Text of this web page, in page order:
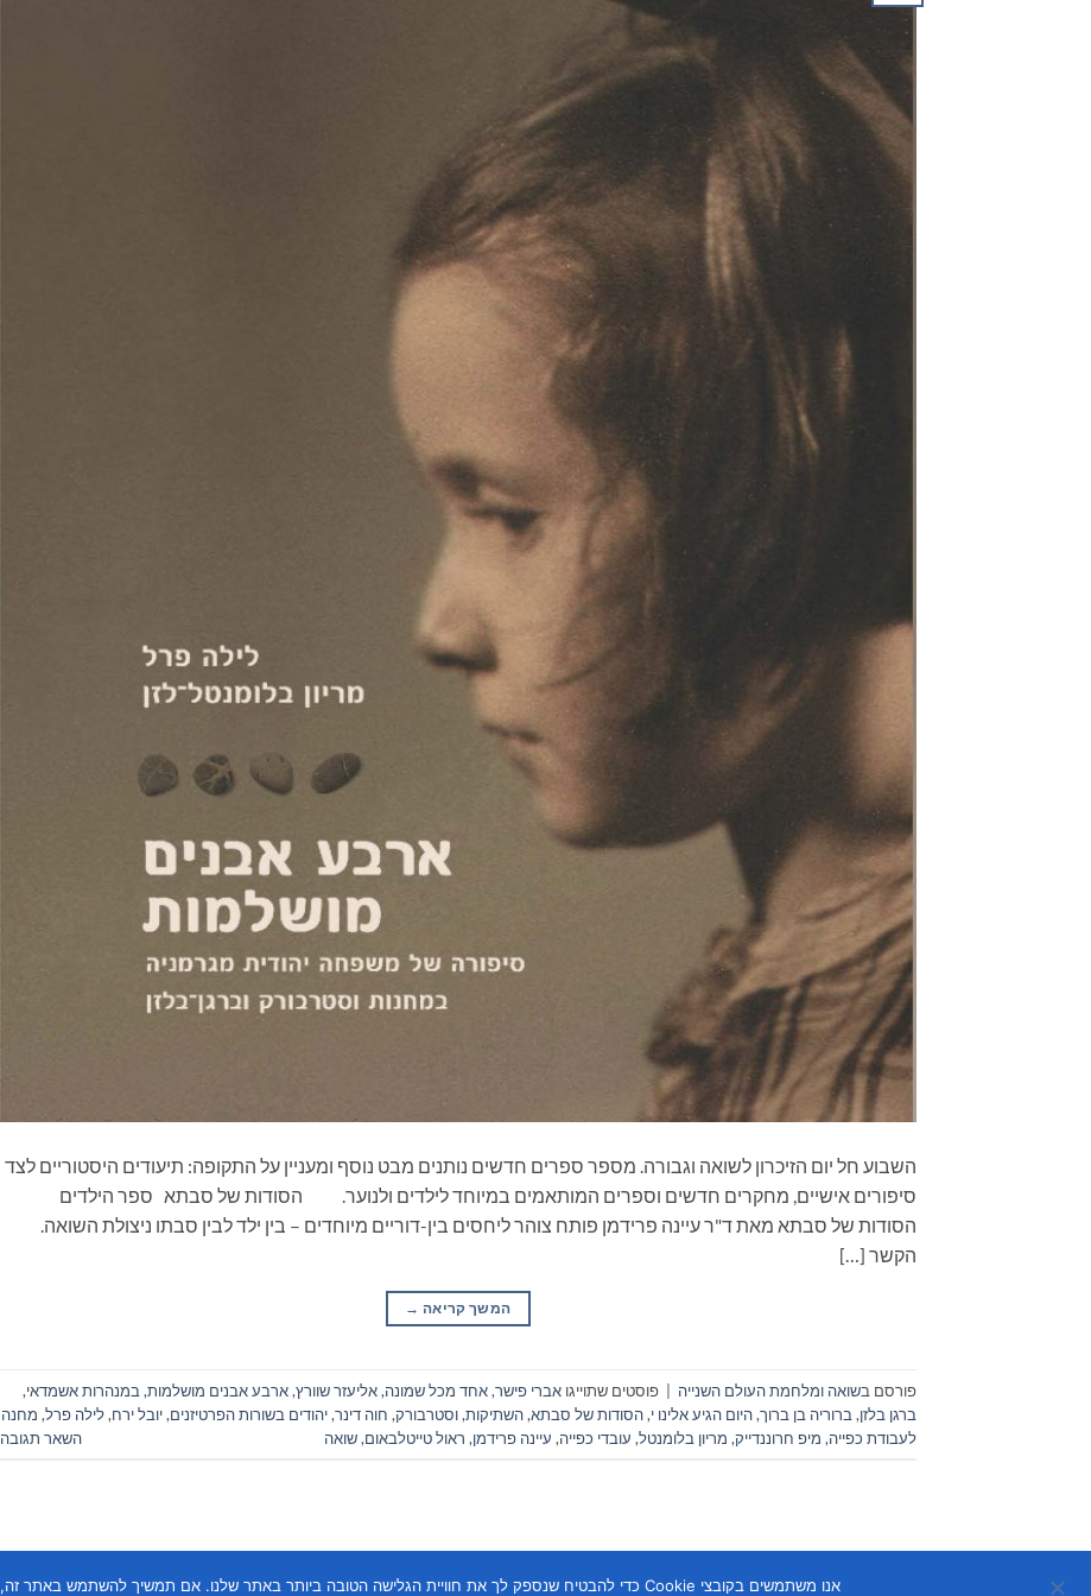
השבוע חל יום הזיכרון לשואה וגבורה. מספר ספרים חדשים נותנים מבט נוסף ומעניין על התקופה: תיעודים היסטוריים לצד
סיפורים אישיים, מחקרים חדשים וספרים המותאמים במיוחד לילדים ולנוער. הסודות של סבתא ספר הילדים
הסודות של סבתא מאת ד"ר עיינה פרידמן פותח צוהר ליחסים בין-דוריים מיוחדים – בין ילד לבין סבתו ניצולת השואה.
הקשר […]
המשך קריאה →
פורסם בשואה ומלחמת העולם השנייה פוסטים שתוייגו אברי פישר,אחד מכל שמונה,אליעזר שוורץ,ארבע אבנים מושלמות, במנהרות אשמדאי,
ברגן בלזן, ברוריה בן ברוך,היום הגיע אלינו י,הסודות של סבתא,השתיקות,וסטרבורק, חוה דינר,יהודים בשורות הפרטיזנים,יובל ירח,לילה פרל, מחנה
לעבודת כפייה, מיפ חרוננדייק, מריון בלומנטל, עובדי כפייה, עיינה פרידמן, ראול טייטלבאום,שואה השאר תגובה
אנו משתמשים בקובצי Cookie כדי להבטיח שנספק לך את חוויית הגלישה הטובה ביותר באתר שלנו. אם תמשיך להשתמש באתר זה, נניח שאתה מרוצה ממנו.